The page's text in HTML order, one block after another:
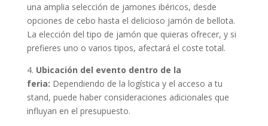
una amplia selección de jamones ibéricos, desde
opciones de cebo hasta el delicioso jamón de bellota.
La elección del tipo de jamón que quieras ofrecer, y si
prefieres uno o varios tipos, afectará el coste total.
4. Ubicación del evento dentro de la
feria: Dependiendo de la logística y el acceso a tu
stand, puede haber consideraciones adicionales que
influyan en el presupuesto.